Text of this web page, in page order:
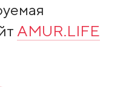
AMUR.LIFE